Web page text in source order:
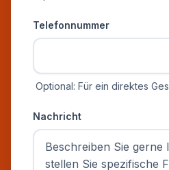
Telefonnummer
Optional: Für ein direktes
Nachricht